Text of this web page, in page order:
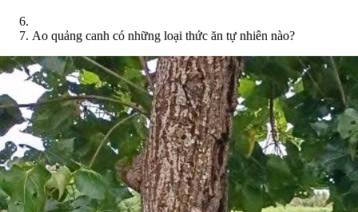
Ao quảng canh có những loại thức ăn tự nhiên nào?